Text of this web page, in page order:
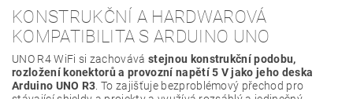
KONSTRUKČNÍ A HARDWAROVÁ
KOMPATIBILITA S ARDUINO UNO
UNO R4 WiFi si zachovává stejnou konstrukční podobu,
rozložení konektorů a provozní napětí 5 V jako jeho deska
Arduino UNO R3. To zajišťuje bezproblémový přechod pro